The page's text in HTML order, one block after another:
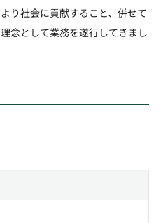
り社会に貢献すること、併せて
念として業務を遂行してきまし